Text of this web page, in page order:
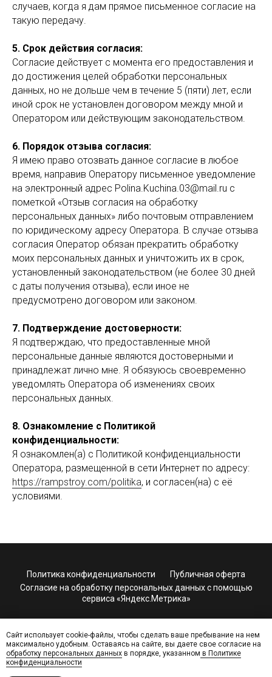
Сайт использует cookie-файлы, чтобы сделать ваше пребывание на нем
максимально удобным. Оставаясь на сайте, вы даете свое согласие на
обработку персональных данных в порядке, указанном в Политике
конфиденциальности
случаев, когда я дам прямое письменное согласие на
такую передачу.
5. Срок действия согласия:
Согласие действует с момента его предоставления и
до достижения целей обработки персональных
данных, но не дольше чем в течение 5 (пяти) лет, если
иной срок не установлен договором между мной и
Оператором или действующим законодательством.
6. Порядок отзыва согласия:
Я имею право отозвать данное согласие в любое
время, направив Оператору письменное уведомление
на электронный адрес Polina.Kuchina.03@mail.ru с
пометкой «Отзыв согласия на обработку
персональных данных» либо почтовым отправлением
по юридическому адресу Оператора. В случае отзыва
согласия Оператор обязан прекратить обработку
моих персональных данных и уничтожить их в срок,
установленный законодательством (не более 30 дней
с даты получения отзыва), если иное не
предусмотрено договором или законом.
7. Подтверждение достоверности:
Я подтверждаю, что предоставленные мной
персональные данные являются достоверными и
принадлежат лично мне. Я обязуюсь своевременно
уведомлять Оператора об изменениях своих
персональных данных.
8. Ознакомление с Политикой
конфиденциальности:
Я ознакомлен(а) с Политикой конфиденциальности
Оператора, размещенной в сети Интернет по адресу:
https://rampstroy.com/politika, и согласен(на) с её
условиями.
Политика конфиденциальности
Публичная оферта
Согласие на обработку персональных данных с помощью
сервиса «Яндекс.Метрика»
наверх